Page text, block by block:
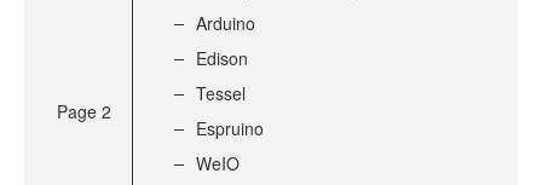
Page 2
Arduino
Edison
Tessel
Espruino
WeIO